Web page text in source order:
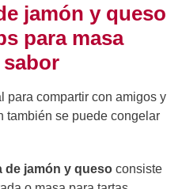
jamón y queso
para masa
para compartir con amigos y
también se puede congelar
de jamón y queso consiste